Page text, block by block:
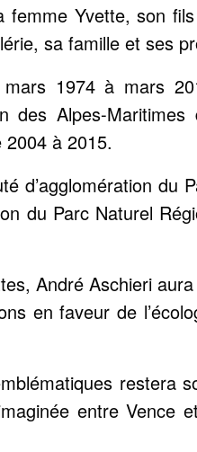
femme Yvette, son
sa famille et ses
1974 à mars
des Alpes-
2004 à 2015.
d’agglomération du
du Parc Naturel
André Aschieri
en faveur de
restera
entre Vence